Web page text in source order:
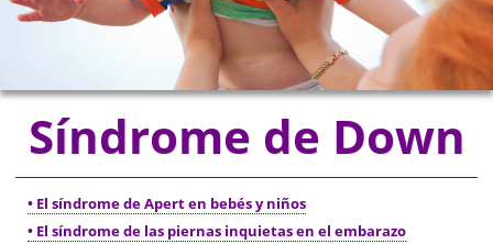
Síndrome de Down
• El síndrome de Apert en bebés y niños
• El síndrome de las piernas inquietas en el embarazo